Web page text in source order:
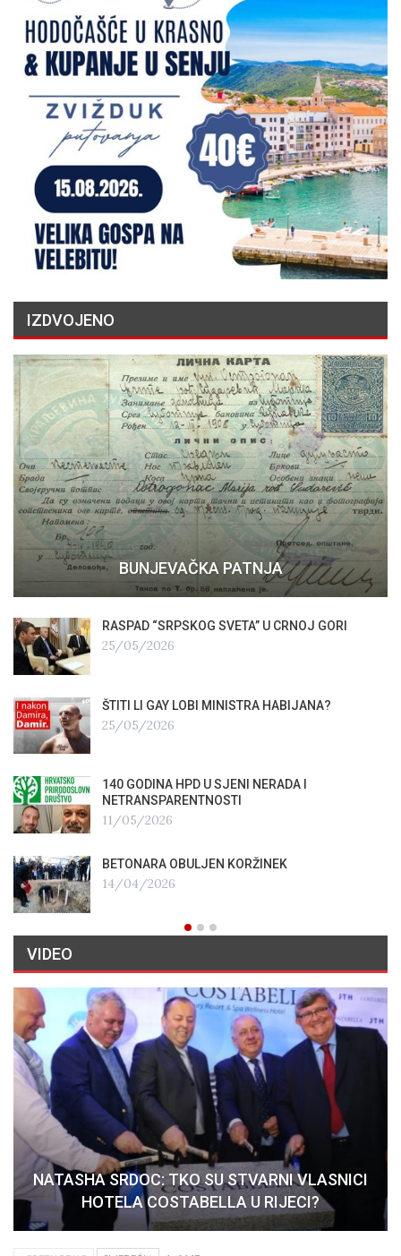
IZDVOJENO
BUNJEVAČKA PATNJA
RASPAD “SRPSKOG SVETA” U CRNOJ GORI
25/05/2026
ŠTITI LI GAY LOBI MINISTRA HABIJANA?
25/05/2026
140 GODINA HPD U SJENI NERADA I
NETRANSPARENTNOSTI
11/05/2026
BETONARA OBULJEN KORŽINEK
14/04/2026
VIDEO
NATASHA SRDOC: TKO SU STVARNI VLASNICI
HOTELA COSTABELLA U RIJECI?